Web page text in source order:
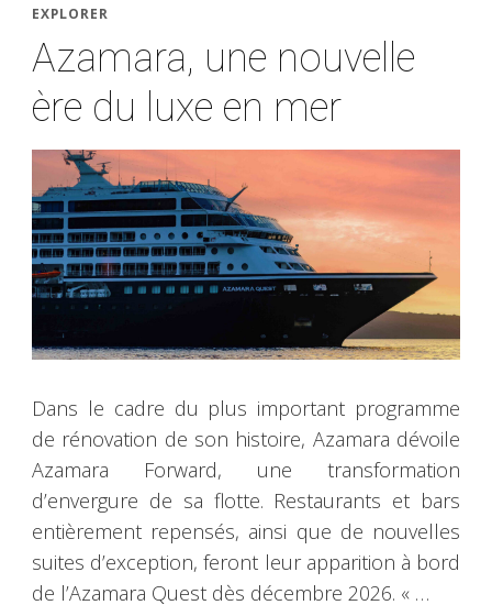
EXPLORER
Azamara, une nouvelle
ère du luxe en mer
Dans le cadre du plus important programme
de rénovation de son histoire, Azamara dévoile
Azamara Forward, une transformation
d’envergure de sa flotte. Restaurants et bars
entièrement repensés, ainsi que de nouvelles
suites d’exception, feront leur apparition à bord
de l’Azamara Quest dès décembre 2026. « …